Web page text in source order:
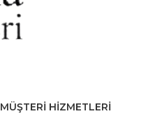
MÜŞTERI HIZMETLERI